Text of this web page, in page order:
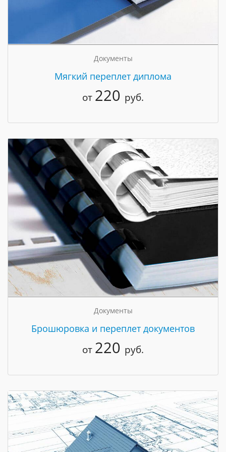
Документы
Мягкий переплет диплома
от 220 руб.
Документы
Брошюровка и переплет документов
от 220 руб.